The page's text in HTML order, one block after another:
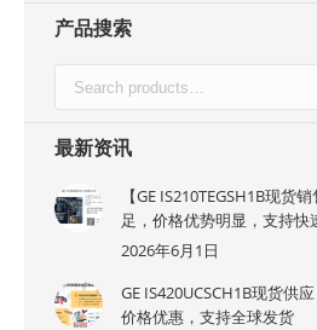
产品搜索
最新资讯
【GE IS210TEGSH1B现货
足，价格优势明显，支持快
2026年6月1日
GE IS420UCSCH1B现货供
价格优惠，支持全球发货